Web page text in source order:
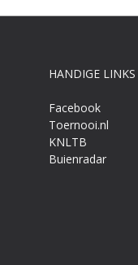
HANDIGE LINKS
Facebook
Toernooi.nl
KNLTB
Buienradar